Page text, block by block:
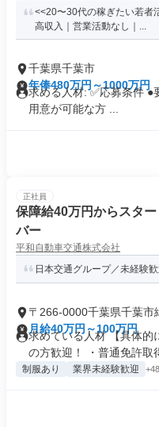
<<20〜30代の稼ぎたい若者
高収入｜営業活動なし｜...
千葉県千葉市
年俸480万円～1000万円
求める人材: ✅️応募条件
用意が可能な方 ...
正社員
保障給40万円からスタ
バー
平和自動車交通株式会社
日本交通グループ／未経験
〒266-0000千葉県千葉市
月給40万円～100万円
求めている人材 【具体的
の方歓迎！ ・普通免許取
制服あり 業界未経験歓迎